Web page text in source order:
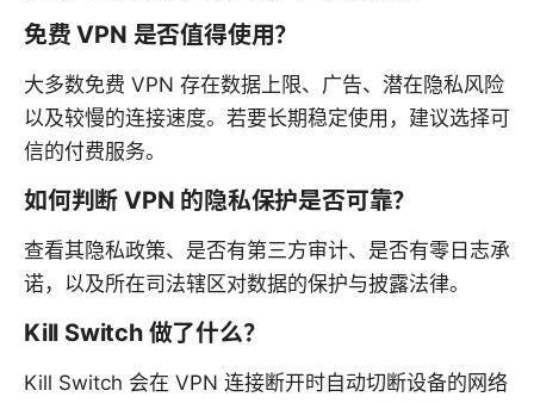
免费 VPN 是否值得使用？
大多数免费 VPN 存在数据上限、广告、潜在隐私风险
以及较慢的连接速度。若要长期稳定使用，建议选择可
信的付费服务。
如何判断 VPN 的隐私保护是否可靠？
查看其隐私政策、是否有第三方审计、是否有零日志承
诺，以及所在司法辖区对数据的保护与披露法律。
Kill Switch 做了什么？
Kill Switch 会在 VPN 连接断开时自动切断设备的网络